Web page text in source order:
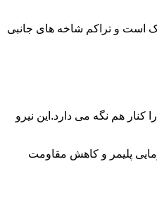
مورد می باشد که طول زنجیره های پلی اتیلن سنگین ۵۰ بار بلندتر از پلی اتیلن سبک است و تراکم شاخه های جانبی
کنار هم نگه می دارد.این نیرو
پلیمر و کاهش مقاومت